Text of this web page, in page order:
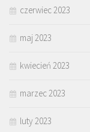
czerwiec 2023
maj 2023
kwiecień 2023
marzec 2023
luty 2023